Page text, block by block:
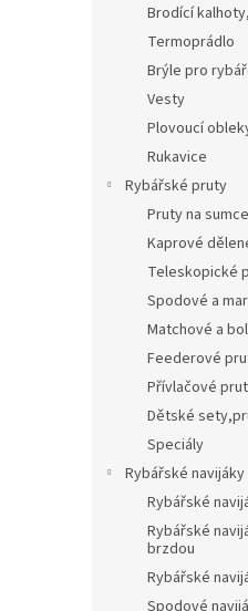
Brodící
Termoprádlo
Brýle pro
Vesty
Plovoucí
Rukavice
Rybářské pruty
Pruty na
Kaprové
Teleskopické
Spodové a
Matchové a
Feederové
Přívlačové
Dětské
Speciály
Rybářské navijáky
Rybářské
Rybářské
brzdou
Rybářské
Spodové